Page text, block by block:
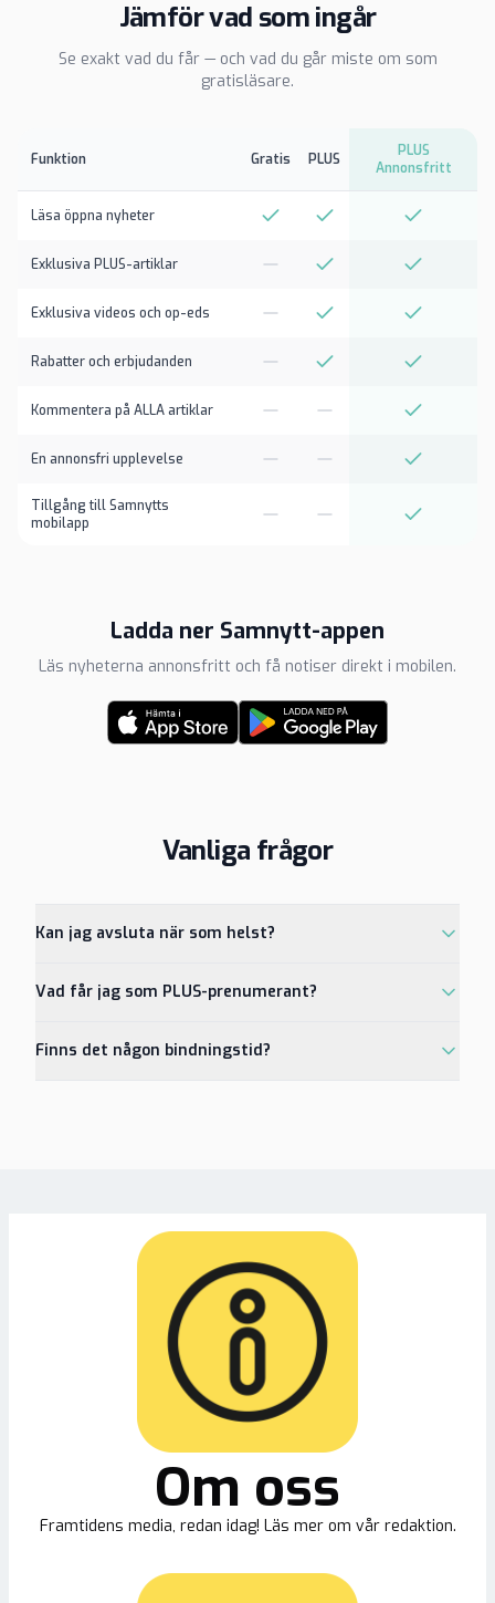
Jämför vad som ingår
Se exakt vad du får — och vad du går miste om som
gratisläsare.
Funktion Gratis PLUS
PLUS
Annonsfritt
Läsa öppna nyheter
Exklusiva PLUS-artiklar
Exklusiva videos och op-eds
Rabatter och erbjudanden
Kommentera på ALLA artiklar
En annonsfri upplevelse
Tillgång till Samnytts
mobilapp
Ladda ner Samnytt-appen
Läs nyheterna annonsfritt och få notiser direkt i mobilen.
Vanliga frågor
Kan jag avsluta när som helst?
Vad får jag som PLUS-prenumerant?
Finns det någon bindningstid?
Om oss
Framtidens media, redan idag! Läs mer om vår redaktion.